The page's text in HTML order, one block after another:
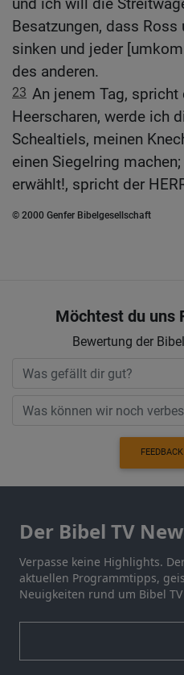
Besatzungen, dass Ross
sinken und jeder
des anderen.
23 An jenem Tag, spricht
Heerscharen, werde ich
Schealtiels, meinen
einen Siegelring
erwählt!, spricht der
© 2000 Genfer Bibelgesellschaft
Möchtest du uns
Bewertung der
Der Bibel TV
Verpasse keine Highlights.
aktuellen Programmtipps,
Neuigkeiten rund um Bibel